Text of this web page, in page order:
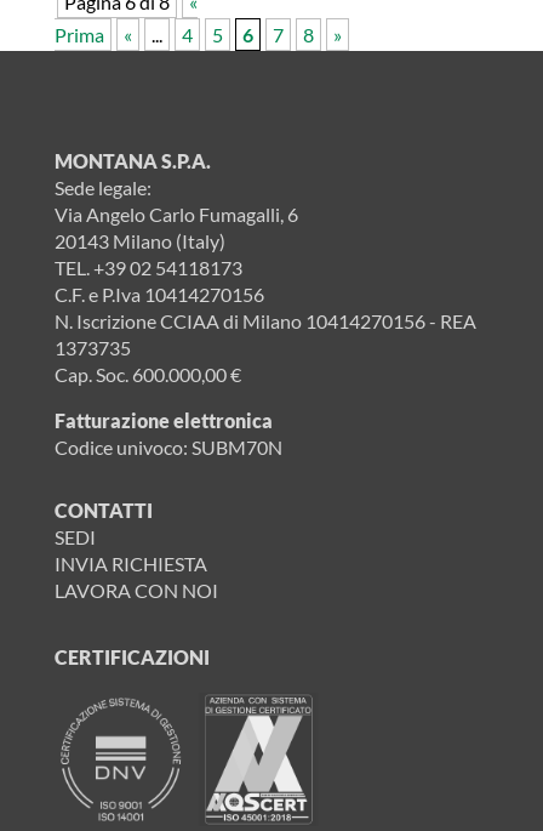
Prima
« ... 4 5 6 7 8 »
MONTANA S.P.A.
Sede legale:
Via Angelo Carlo Fumagalli, 6
20143 Milano (Italy)
TEL.+39 02 54118173
C.F. e P.Iva 10414270156
N. Iscrizione CCIAA di Milano 10414270156 - REA
1373735
Cap. Soc. 600.000,00 €
Fatturazione elettronica
Codice univoco: SUBM70N
CONTATTI
SEDI
INVIA RICHIESTA
LAVORA CON NOI
CERTIFICAZIONI